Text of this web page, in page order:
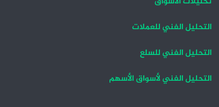
التحليل الفني للعملات
التحليل الفني للسلع
التحليل الفني لأسواق الأسهم